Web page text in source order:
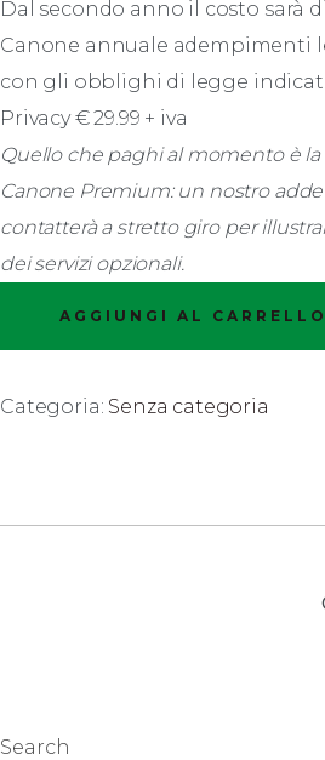
Dal secondo anno il costo sarà
Canone annuale adempimenti
con gli obblighi di legge
Privacy € 29.99 + iva
Quello che paghi al momento è la
Canone Premium: un nostro
contatterà a stretto giro per
dei servizi opzionali.
AGGIUNGI AL CARRELLO
Categoria: Senza categoria
Search